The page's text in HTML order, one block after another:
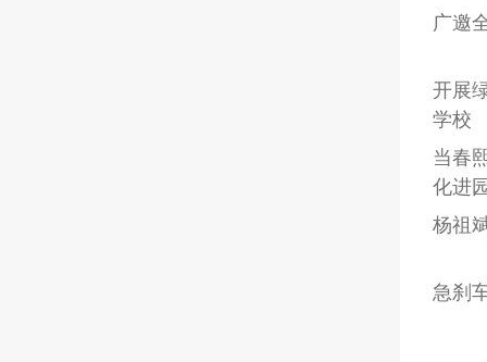
广邀
开展
学校
当春
化进
杨祖
急刹